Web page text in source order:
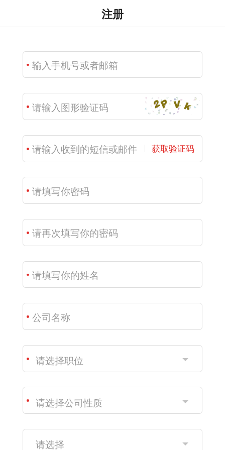
注册
获取验证码